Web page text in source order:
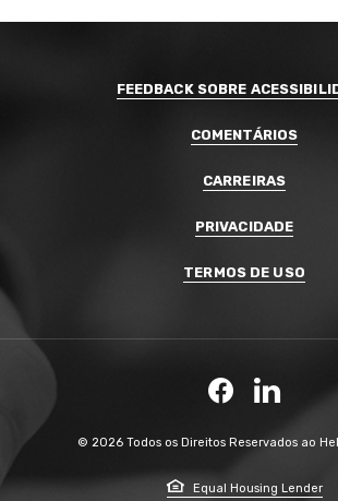
FEEDBACK SOBRE
COMENTÁRIOS
CARREIRAS
PRIVACIDADE
TERMOS DE USO
© 2026Todos os Direitos Reservados ao
Equal Housing Lender